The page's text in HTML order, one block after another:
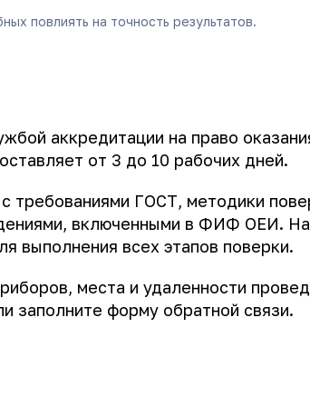
повлиять на точность результатов.
аккредитации на право
от 3 до 10 рабочих дней.
требованиями ГОСТ, методики
включенными в ФИФ ОЕИ.
выполнения всех этапов поверки.
места и удаленности
заполните форму обратной связи.